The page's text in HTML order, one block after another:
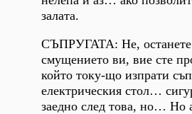
залата.
СЪПРУГАТА: Не,
смущението ви, вие сте
който току-що изпрати
електрическия стол…
заедно след това, но… Но